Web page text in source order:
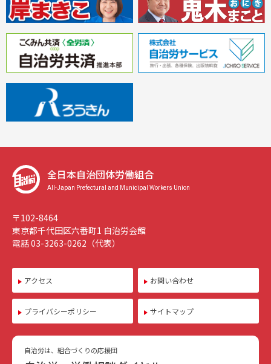
全日本自治団体労働組合
All-Japan Prefectural and Municipal Workers Union
〒102-8464
東京都千代田区六番町1 自治労会館
電話 03-3263-0262（代表）
アクセス お問い合わせ
プライバシーポリシー サイトマップ
自治労は、組合づくりの応援団